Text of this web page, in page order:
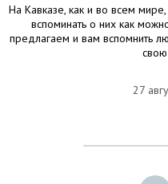
На Кавказе, как и во всем
вспоминать о них как
предлагаем и вам вспомнить
27